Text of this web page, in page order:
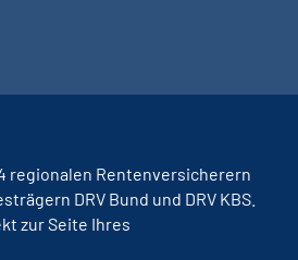
regionalen Rentenversicherern
DRV Bund und DRV KBS.
zur Seite Ihres